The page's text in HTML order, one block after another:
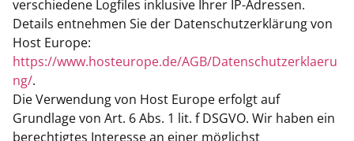
verschiedene Logfiles inklusive Ihrer IP-Adressen.
Details entnehmen Sie der Datenschutzerklärung von
Host Europe:
https://www.hosteurope.de/AGB/Datenschutzerklaeru
ng/.
Die Verwendung von Host Europe erfolgt auf
Grundlage von Art. 6 Abs. 1 lit. f DSGVO. Wir haben ein
berechtigtes Interesse an einer möglichst